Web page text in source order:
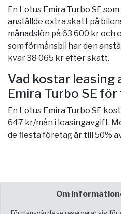
En Lotus Emira Turbo SE
anställde extra skatt på
månadslön på 63 600 kr och
som förmånsbil har den
kvar 38 065 kr efter skatt.
Vad kostar leasing
Emira Turbo SE
En Lotus Emira Turbo SE
647 kr/mån i leasingavgift.
de flesta företag är till 50%
Om